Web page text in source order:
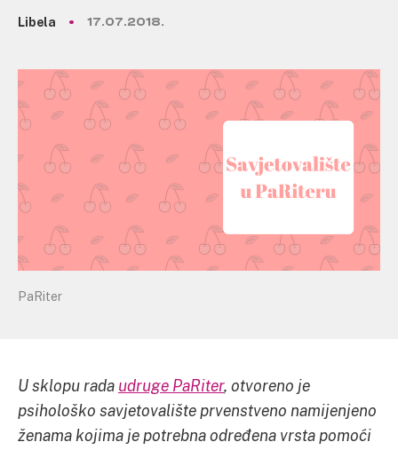
Libela 17.07.2018.
PaRiter
U sklopu rada udruge PaRiter, otvoreno je
psihološko savjetovalište prvenstveno namijenjeno
ženama kojima je potrebna određena vrsta pomoći